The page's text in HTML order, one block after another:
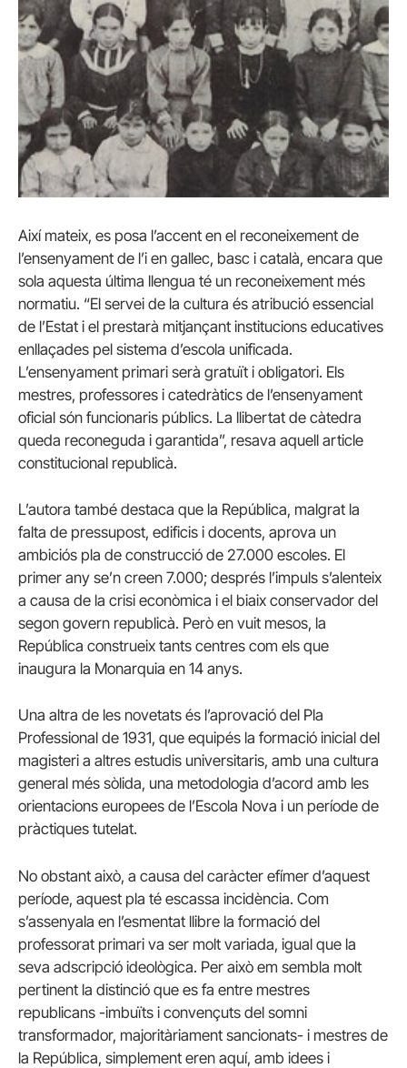
Així mateix, es posa l’accent en el reconeixement de
l’ensenyament de l’i en gallec, basc i català, encara que
sola aquesta última llengua té un reconeixement més
normatiu. “El servei de la cultura és atribució essencial
de l’Estat i el prestarà mitjançant institucions educatives
enllaçades pel sistema d’escola unificada.
L’ensenyament primari serà gratuït i obligatori. Els
mestres, professores i catedràtics de l’ensenyament
oficial són funcionaris públics. La llibertat de càtedra
queda reconeguda i garantida”, resava aquell article
constitucional republicà.
L’autora també destaca que la República, malgrat la
falta de pressupost, edificis i docents, aprova un
ambiciós pla de construcció de 27.000 escoles. El
primer any se’n creen 7.000; després l’impuls s’alenteix
a causa de la crisi econòmica i el biaix conservador del
segon govern republicà. Però en vuit mesos, la
República construeix tants centres com els que
inaugura la Monarquia en 14 anys.
Una altra de les novetats és l’aprovació del Pla
Professional de 1931, que equipés la formació inicial del
magisteri a altres estudis universitaris, amb una cultura
general més sòlida, una metodologia d’acord amb les
orientacions europees de l’Escola Nova i un període de
pràctiques tutelat.
No obstant això, a causa del caràcter efímer d’aquest
període, aquest pla té escassa incidència. Com
s’assenyala en l’esmentat llibre la formació del
professorat primari va ser molt variada, igual que la
seva adscripció ideològica. Per això em sembla molt
pertinent la distinció que es fa entre mestres
republicans -imbuïts i convençuts del somni
transformador, majoritàriament sancionats- i mestres de
la República, simplement eren aquí, amb idees i